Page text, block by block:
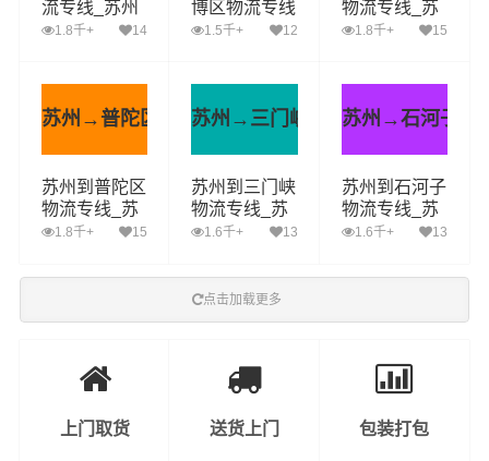
流专线_苏州
到铜川货运公
1.8千+ 14
博区物流专线
_苏州到白云
专线哪家好
1.5千+ 12
物流专线_苏
州到美兰区货
1.8千+ 15
苏州→普陀区
苏州到普陀区
物流专线_苏
州到普陀区货
至普陀区运输
1.8千+ 15
苏州→三门峡
苏州到三门峡
物流专线_苏
州到三门峡货
至三门峡运输
专线哪家好
1.6千+ 13
苏州→石河子
苏州到石河子
物流专线_苏
州到石河子货
至石河子运输
1.6千+ 13
点击加载更多
上门取货 送货上门 包装打包